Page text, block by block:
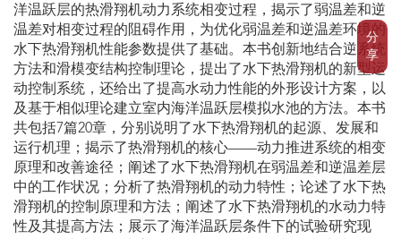
分
享
洋温跃层的热滑翔机动力系统相变过程，揭示了弱温差和逆
温差对相变过程的阻碍作用，为优化弱温差和逆温差环境的
水下热滑翔机性能参数提供了基础。本书创新地结合逆系统
方法和滑模变结构控制理论，提出了水下热滑翔机的新型运
动控制系统，还给出了提高水动力性能的外形设计方案，以
及基于相似理论建立室内海洋温跃层模拟水池的方法。本书
共包括7篇20章，分别说明了水下热滑翔机的起源、发展和
运行机理；揭示了热滑翔机的核心——动力推进系统的相变
原理和改善途径；阐述了水下热滑翔机在弱温差和逆温差层
中的工作状况；分析了热滑翔机的动力特性；论述了水下热
滑翔机的控制原理和方法；阐述了水下热滑翔机的水动力特
性及其提高方法；展示了海洋温跃层条件下的试验研究现